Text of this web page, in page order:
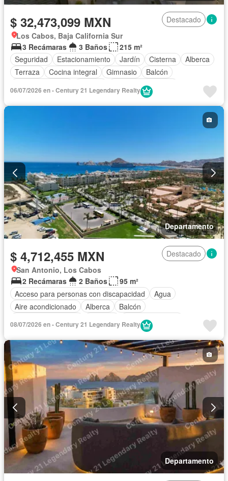
$ 32,473,099 MXN
Destacado
Los Cabos, Baja California Sur
3 Recámaras
3 Baños
215 m²
Seguridad
Estacionamiento Jardín Cisterna
Alberca
Terraza
Cocina integral Gimnasio
Balcón
Aire acondicionado
Azotea Agua
Cancha de tenis
06/07/2026 en - Century 21 Legendary Realty
Departamento
$ 4,712,455 MXN
Destacado
San Antonio, Los Cabos
2 Recámaras
2 Baños
95 m²
Acceso para personas con discapacidad
Agua
Aire acondicionado
Alberca
Balcón
Cocina equipada
Electricidad Elevador
Estacionamiento
Internet
Recámara con closet Azotea
Seguridad
Terraza
Completamente amueblado
08/07/2026 en - Century 21 Legendary Realty
Departamento